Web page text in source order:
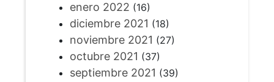
enero 2022 (16)
diciembre 2021 (18)
noviembre 2021 (27)
octubre 2021 (37)
septiembre 2021 (39)